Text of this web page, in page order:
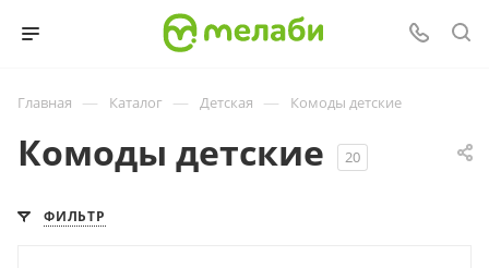
Главная — Каталог — Детская — Комоды детские
Комоды детские 20
ФИЛЬТР